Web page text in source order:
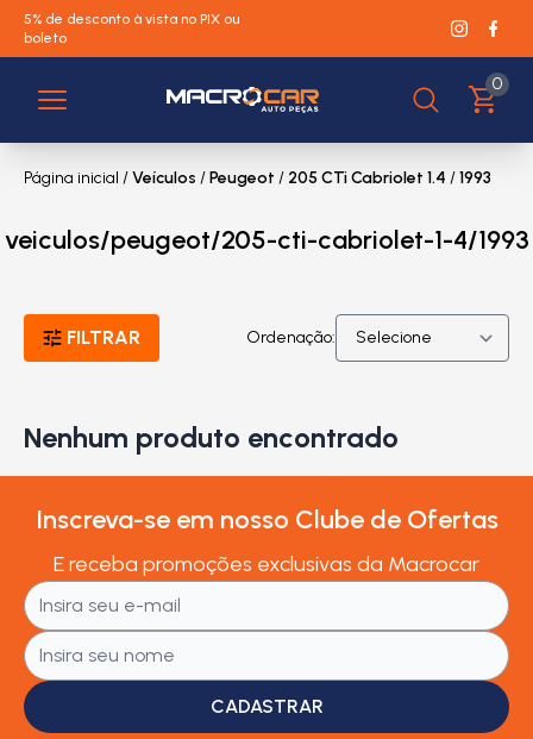
5% de desconto à vista no PIX ou
boleto
0
Página inicial /Veículos /Peugeot / 205 CTi Cabriolet 1.4 /1993
veiculos/peugeot/205-cti-cabriolet-1-4/1993
FILTRAR Ordenação:
Nenhum produto encontrado
Inscreva-se em nosso Clube de Ofertas
E receba promoções exclusivas da Macrocar
CADASTRAR